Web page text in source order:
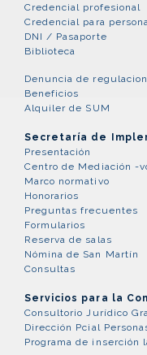
Credencial profesional
Credencial para
DNI / Pasaporte
Biblioteca
Denuncia de
Beneficios
Alquiler de SUM
Secretaría de
Presentación
Centro de Mediación -
Marco normativo
Honorarios
Preguntas frecuentes
Formularios
Reserva de salas
Nómina de San Martín
Consultas
Servicios para la
Consultorio Jurídico
Dirección Pcial
Programa de inserción